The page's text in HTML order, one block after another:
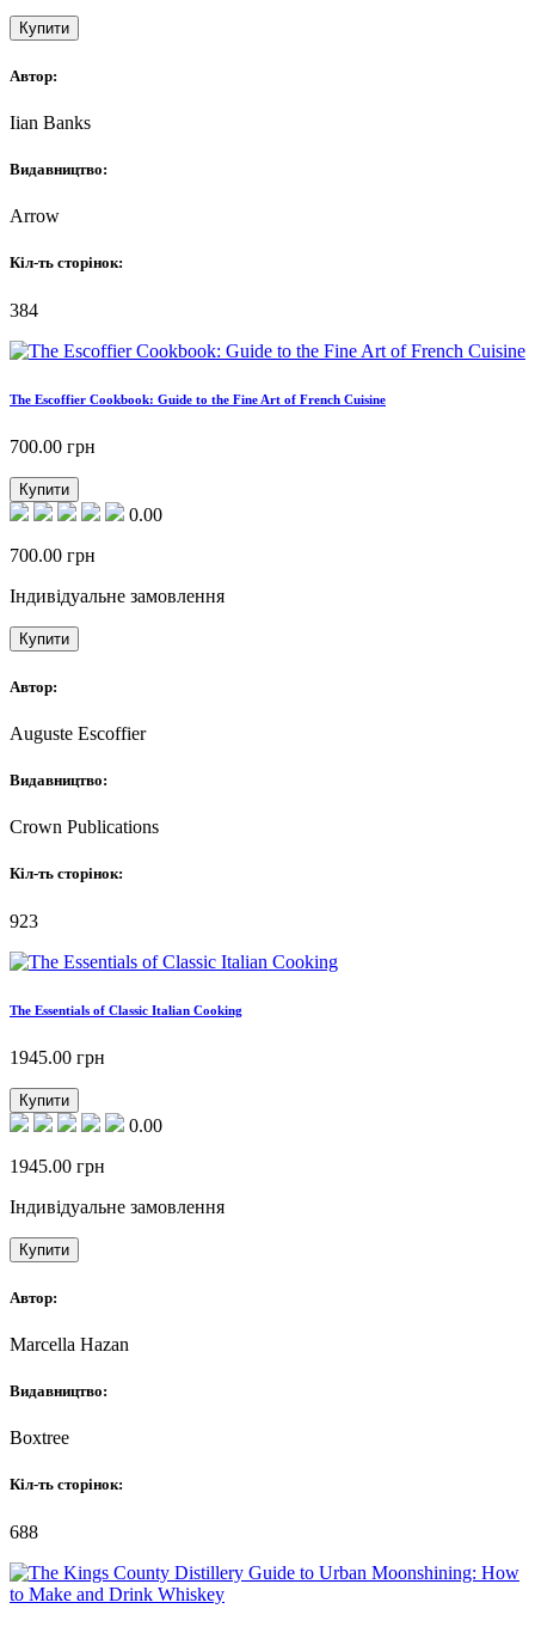
Купити
Автор:
Iian Banks
Видавництво:
Arrow
Кіл-ть сторінок:
384
The Escoffier Cookbook: Guide to the Fine Art of French Cuisine
700.00 грн
Купити
0.00
700.00 грн
Індивідуальне замовлення
Купити
Автор:
Auguste Escoffier
Видавництво:
Crown Publications
Кіл-ть сторінок:
923
The Essentials of Classic Italian Cooking
1945.00 грн
Купити
0.00
1945.00 грн
Індивідуальне замовлення
Купити
Автор:
Marcella Hazan
Видавництво:
Boxtree
Кіл-ть сторінок:
688